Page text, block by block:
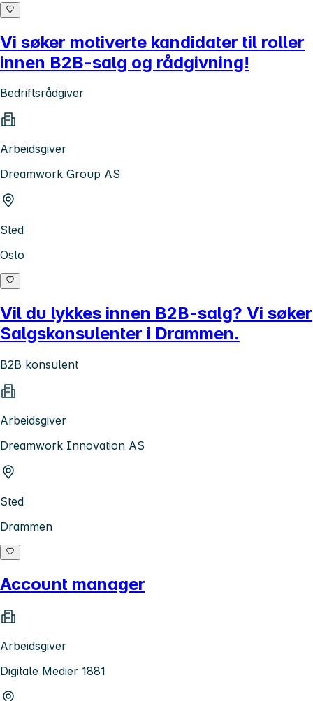
Vi søker motiverte kandidater til roller
innen B2B-salg og rådgivning!
Bedriftsrådgiver
Arbeidsgiver
Dreamwork Group AS
Sted
Oslo
Vil du lykkes innen B2B-salg? Vi søker
Salgskonsulenter i Drammen.
B2B konsulent
Arbeidsgiver
Dreamwork Innovation AS
Sted
Drammen
Account manager
Arbeidsgiver
Digitale Medier 1881